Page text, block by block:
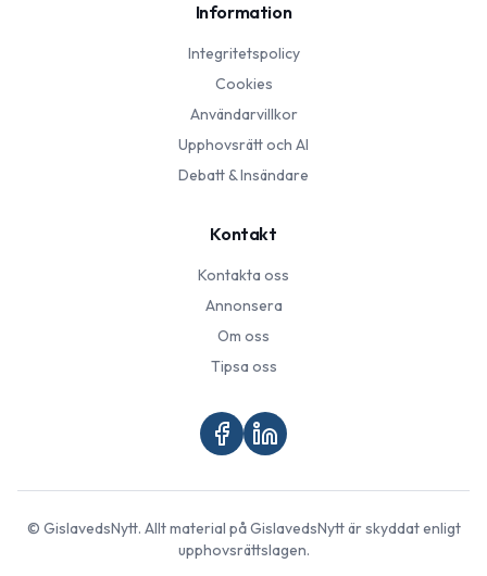
Information
Integritetspolicy
Cookies
Användarvillkor
Upphovsrätt och AI
Debatt & Insändare
Kontakt
Kontakta oss
Annonsera
Om oss
Tipsa oss
© GislavedsNytt. Allt material påGislavedsNyttär skyddat enligt
upphovsrättslagen.